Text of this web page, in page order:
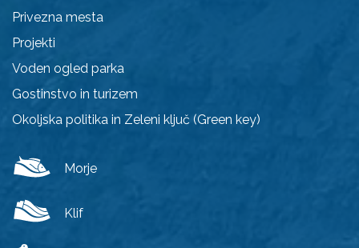
Privezna mesta
Projekti
Voden ogled parka
Gostinstvo in turizem
Okoljska politika in Zeleni ključ (Green key)
Morje
Klif